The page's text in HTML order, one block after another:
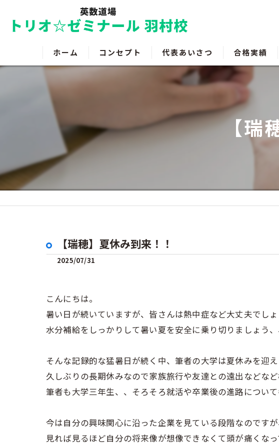
ホーム コンセプト 代表あいさつ 合格実績
【瑞
【瑞穂】夏休み到来！！
2025/07/31
こんにちは。
暑い日が続いていますが、皆さんは熱中症など大丈夫でし
水分補給をしっかりして暑い夏を安全に乗り切りましょう、
そんな記録的な猛暑日が続く中、筆者の大学は夏休みを迎え
久しぶりの長期休みなので家族旅行や友達との遠出などな
筆者も大学三年生、、そろそろ就活や卒業後の進路につい
今は自分の興味関心に沿った企業を見ている段階なのですが
見れば見るほど自分の将来像が想像できなくて頭が痛くな